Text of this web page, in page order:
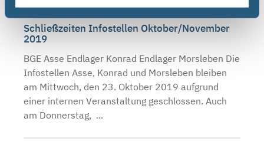
Schließzeiten Infostellen Oktober/November
2019
BGE Asse Endlager Konrad Endlager Morsleben Die
Infostellen Asse, Konrad und Morsleben bleiben
am Mittwoch, den 23. Oktober 2019 aufgrund
einer internen Veranstaltung geschlossen. Auch
am Donnerstag, ...